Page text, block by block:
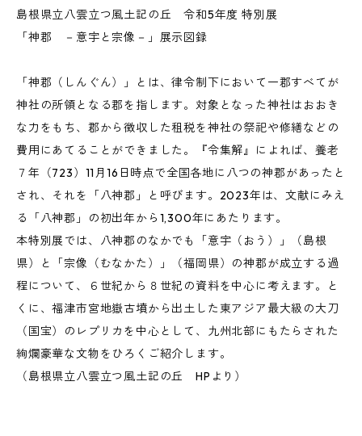
島根県立八雲立つ風土記の丘 令和5年度 特別展
「神郡 －意宇と宗像－」展示図録
「神郡（しんぐん）」とは、律令制下において一郡すべてが
神社の所領となる郡を指します。対象となった神社はおおき
な力をもち、郡から徴収した租税を神社の祭祀や修繕などの
費用にあてることができました。『令集解』によれば、養老
７年（723）11月16日時点で全国各地に八つの神郡があったと
され、それを「八神郡」と呼びます。2023年は、文献にみえ
る「八神郡」の初出年から1,300年にあたります。
本特別展では、八神郡のなかでも「意宇（おう）」（島根
県）と「宗像（むなかた）」（福岡県）の神郡が成立する過
程について、６世紀から８世紀の資料を中心に考えます。と
くに、福津市宮地嶽古墳から出土した東アジア最大級の大刀
（国宝）のレプリカを中心として、九州北部にもたらされた
絢爛豪華な文物をひろくご紹介します。
（島根県立八雲立つ風土記の丘 HPより）